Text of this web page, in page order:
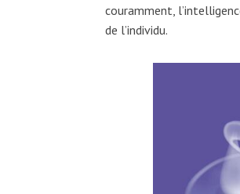
couramment,
de l’individu.